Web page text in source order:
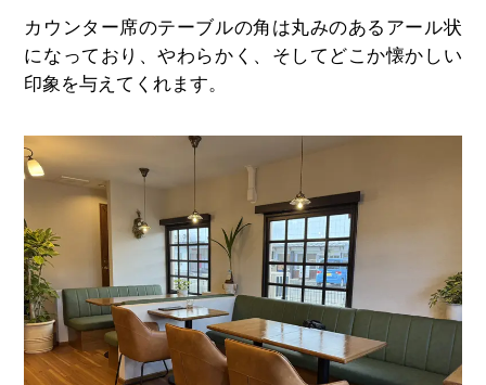
カウンター席のテーブルの角は丸みのあるアール状
になっており、やわらかく、そしてどこか懐かしい
印象を与えてくれます。